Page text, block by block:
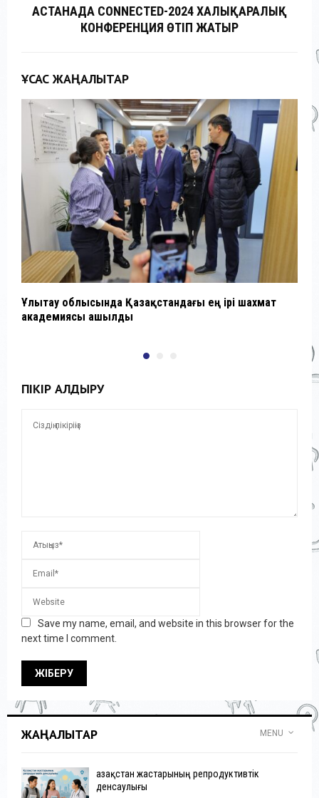
АСТАНАДА CONNECTED-2024 ХАЛЫҚАРАЛЫҚ
КОНФЕРЕНЦИЯ ӨТІП ЖАТЫР
ҰҚСАС ЖАҢАЛЫҚТАР
Ұлытау облысында Қазақстандағы ең ірі шахмат
академиясы ашылды
ПІКІР ҚАЛДЫРУ
Save my name, email, and website in this browser for the
next time I comment.
ЖАҢАЛЫҚТАР MENU
Қазақстан жастарының репродуктивтік
денсаулығы